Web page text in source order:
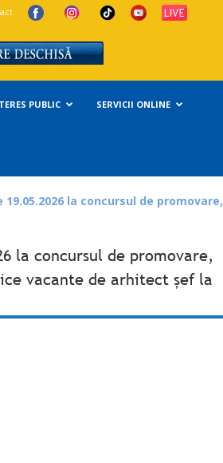
PUBLIC SERVICII ONLINE
la concursul de promovare,
la concursul de promovare,
vacante de arhitect șef la